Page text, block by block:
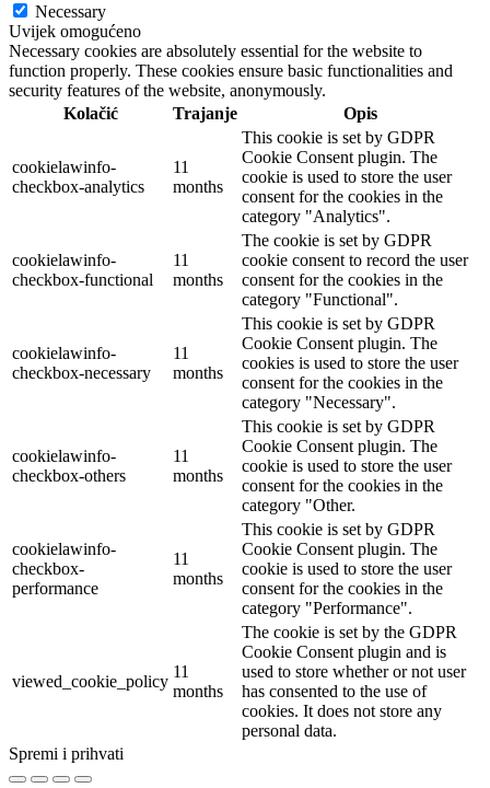
Necessary
Uvijek omogućeno
Necessary cookies are absolutely essential for the website to
function properly. These cookies ensure basic functionalities and
security features of the website, anonymously.
Kolačić
Trajanje Opis
cookielawinfo-
checkbox-analytics
11
months
This cookie is set by GDPR
Cookie Consent plugin. The
cookie is used to store the user
consent for the cookies in the
category "Analytics".
cookielawinfo-
checkbox-functional
11
months
The cookie is set by GDPR
cookie consent to record the user
consent for the cookies in the
category "Functional".
cookielawinfo-
checkbox-necessary
11
months
This cookie is set by GDPR
Cookie Consent plugin. The
cookies is used to store the user
consent for the cookies in the
category "Necessary".
cookielawinfo-
checkbox-others
11
months
This cookie is set by GDPR
Cookie Consent plugin. The
cookie is used to store the user
consent for the cookies in the
category "Other.
cookielawinfo-
checkbox-
performance
11
months
This cookie is set by GDPR
Cookie Consent plugin. The
cookie is used to store the user
consent for the cookies in the
category "Performance".
viewed_cookie_policy
11
months
The cookie is set by the GDPR
Cookie Consent plugin and is
used to store whether or not user
has consented to the use of
cookies. It does not store any
personal data.
Spremi i prihvati